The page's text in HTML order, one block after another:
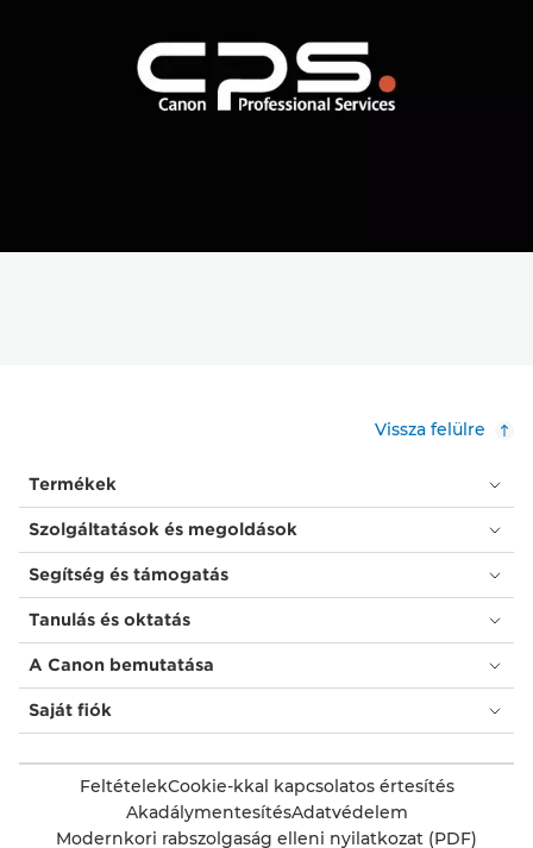
Vissza felülre
Termékek
Szolgáltatások és megoldások
Segítség és támogatás
Tanulás és oktatás
A Canon bemutatása
Saját fiók
FeltételekCookie-kkal kapcsolatos értesítés
AkadálymentesítésAdatvédelem
Modernkori rabszolgaság elleni nyilatkozat (PDF)